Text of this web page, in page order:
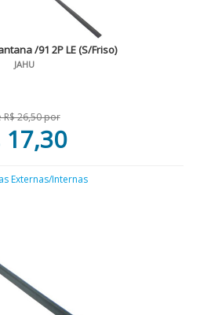
/91 2P LE (S/Friso)
JAHU
R$ 26,50 por
17,30
Externas/Internas